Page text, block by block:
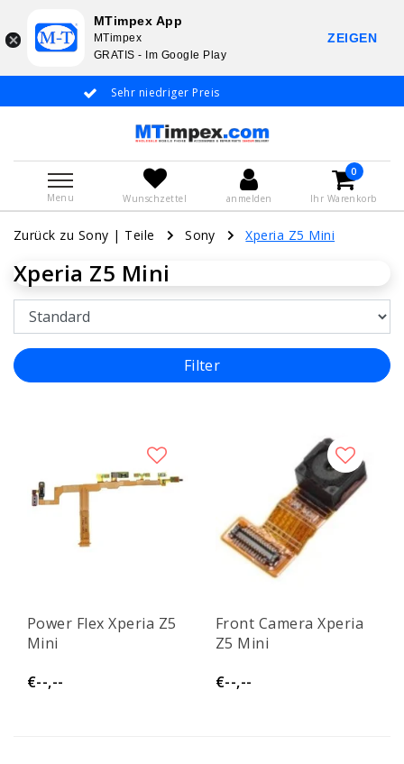
Sehr niedriger Preis
Menu Wunschzettel anmelden
0
Ihr Warenkorb
Zurück zu Sony | Teile Sony Xperia Z5 Mini
Xperia Z5 Mini
Filter
Power Flex Xperia Z5
Mini
€--,--
Front Camera Xperia
Z5 Mini
€--,--
MTimpex App
MTimpex
GRATIS - Im Google Play
ZEIGEN